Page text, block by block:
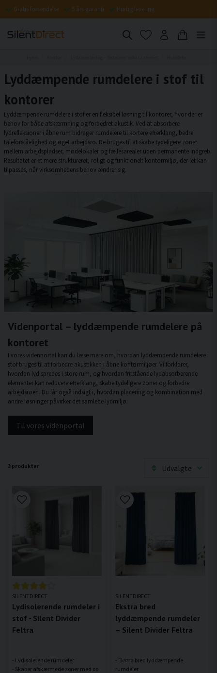
Gratis forsendelse 5 års garanti Hurtig levering
Lyddæmpende rumdelere i stof til
kontorer
Lyddæmpende rumdelere i stof er en fleksibel løsning til kontorer, hvor der er
behov for både afskærmning og forbedret akustik. Ved at absorbere
lydrefleksioner i åbne rum bidrager rumdelere til kortere efterklang, bedre
taleforståelighed og øget arbejdsro. De bruges til at skabe tydeligere zoner
mellem arbejdspladser, mødelokaler og fællesarealer uden permanente indgreb.
Resultatet er et mere struktureret, roligt og funktionelt kontormiljø, der let kan
tilpasses, når virksomhedens behov ændrer sig.
Videnportal – lyddæmpende rumdelere på
kontoret
I vores videnportal kan du læse mere om, hvordan lyddæmpende rumdelere i
stof bruges til at forbedre akustikken i åbne kontormiljøer. Vi forklarer,
hvordan lyd spredes i store rum, og hvordan fritstående lydabsorberende
elementer kan reducere efterklang, skabe tydeligere zoner og forbedre
arbejdsroen. Du får også indsigt i, hvordan placering og kombination med
andre løsninger påvirker det samlede lydmiljø.
Til vores videnportal
3 produkter Udvalgte
SILENTDIRECT
Lydisolerende rumdeler i
stof - Silent Divider
Feltra
- Lydisolerende rumdeler
- Skaber afskærmede zoner med op
SILENTDIRECT
Ekstra bred
lyddæmpende rumdeler
– Silent Divider Feltra
- Ekstra bred lyddæmpende
rumdeler